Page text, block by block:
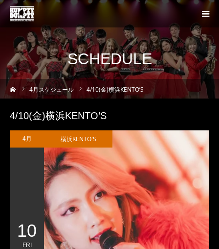
SCHEDULE
ム 4月スケジュール 4/10(金)横浜KENTO’S
4/10(金)横浜KENTO’S
4月
10
FRI
横浜KENTO'S